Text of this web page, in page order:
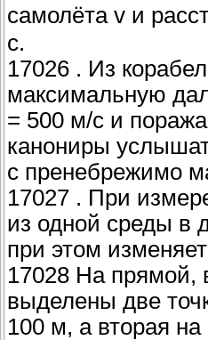
самолёта v и
с.
17026 . Из
максимальную
= 500 м/с и
канониры
с пренебрежимо
17027 . При
из одной среды в
при этом
17028 На прямой,
выделены две
100 м, а вторая